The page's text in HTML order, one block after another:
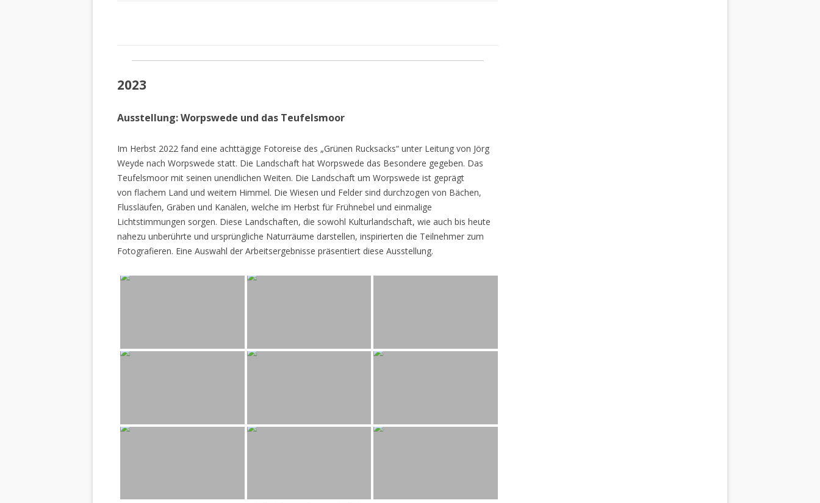
2023
Ausstellung: Worpswede und das Teufelsmoor
Im Herbst 2022 fand eine achttägige Fotoreise des „Grünen Rucksacks“ unter Leitung von Jörg
Weyde nach Worpswede statt. Die Landschaft hat Worpswede das Besondere gegeben. Das
Teufelsmoor mit seinen unendlichen Weiten. Die Landschaft um Worpswede ist geprägt
von flachem Land und weitem Himmel. Die Wiesen und Felder sind durchzogen von Bächen,
Flussläufen, Gräben und Kanälen, welche im Herbst für Frühnebel und einmalige
Lichtstimmungen sorgen. Diese Landschaften, die sowohl Kulturlandschaft, wie auch bis heute
nahezu unberührte und ursprüngliche Naturräume darstellen, inspirierten die Teilnehmer zum
Fotografieren. Eine Auswahl der Arbeitsergebnisse präsentiert diese Ausstellung.